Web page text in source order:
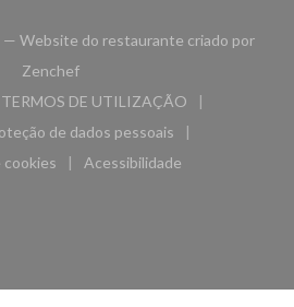
— Website do restaurante criado por
Zenchef((abre numa nova janela))
nova janela))
TERMOS DE UTILIZAÇÃO
((abre numa nova janela))
de dados pessoais
((abre numa nova janela))
cookies
((abre numa nova janela))
Acessibilidade